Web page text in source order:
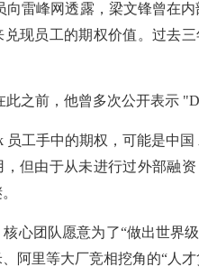
向雷峰网透露，梁文锋曾在
兑现员工的期权价值。过去
之前，他曾多次公开表示
员工手中的期权，可能是中
但由于从未进行过外部融
心团队愿意为了“做出世界
阿里等大厂竞相挖角的“人才